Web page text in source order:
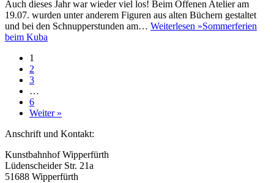
Auch dieses Jahr war wieder viel los! Beim Offenen Atelier am
19.07. wurden unter anderem Figuren aus alten Büchern gestaltet
und bei den Schnupperstunden am… Weiterlesen »Sommerferien
beim Kuba
1
2
3
…
6
Weiter »
Anschrift und Kontakt:
Kunstbahnhof Wipperfürth
Lüdenscheider Str. 21a
51688 Wipperfürth